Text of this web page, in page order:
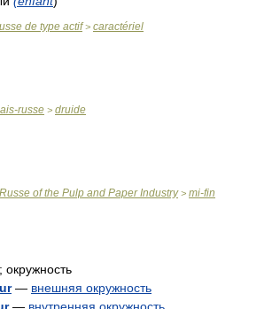
de type actif> caractériel
russe > druide
of the Pulp and Paper Industry> mi-fin
окружность
— внешняя окружность